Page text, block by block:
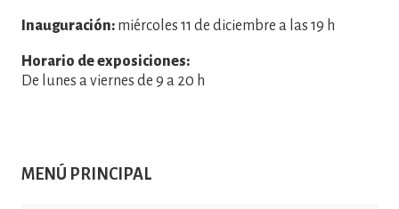
MENÚ PRINCIPAL
Inauguración: miércoles 11 de diciembre a las 19 h
Horario de exposiciones:
De lunes a viernes de 9 a 20 h